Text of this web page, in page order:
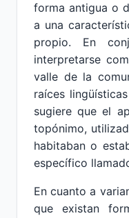
forma antigua o
a una
propio. En
interpretarse
valle de la
raíces
sugiere que el
topónimo,
habitaban o
específico
En cuanto a
que existan